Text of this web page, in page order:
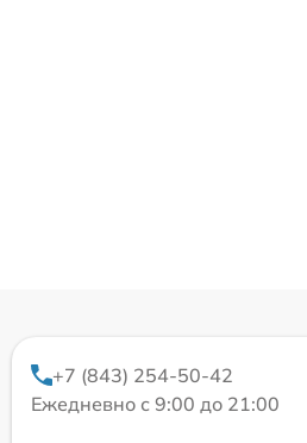
+7 (843) 254-50-42
Ежедневно с 9:00 до 21:00